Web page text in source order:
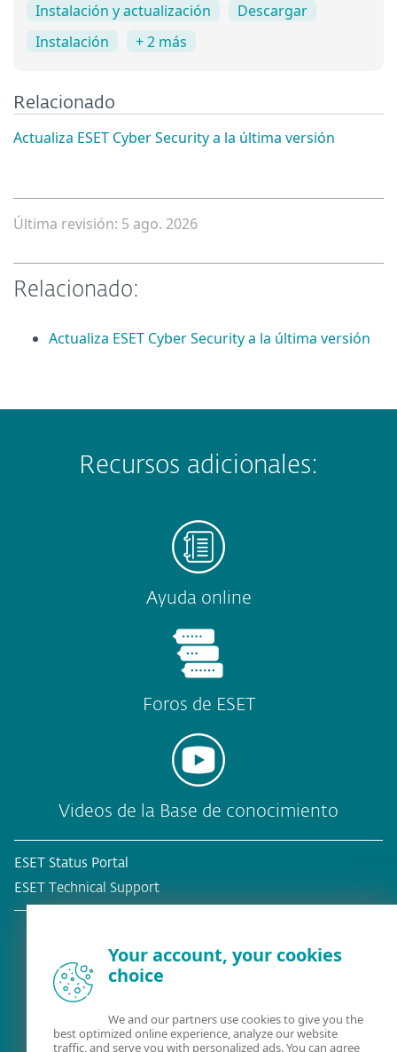
Instalación y actualización
Descargar
Instalación
+ 2 más
Relacionado
Actualiza ESET Cyber Security a la última versión
Última revisión: 5 ago. 2026
Relacionado:
Actualiza ESET Cyber Security a la última versión
Recursos adicionales:
Ayuda online
Foros de ESET
Videos de la Base de conocimiento
ESET Status Portal
ESET Technical Support
Your account, your cookies
choice
We and our partners use cookies to give you the
best optimized online experience, analyze our website
traffic, and serve you with personalized ads. You can agree